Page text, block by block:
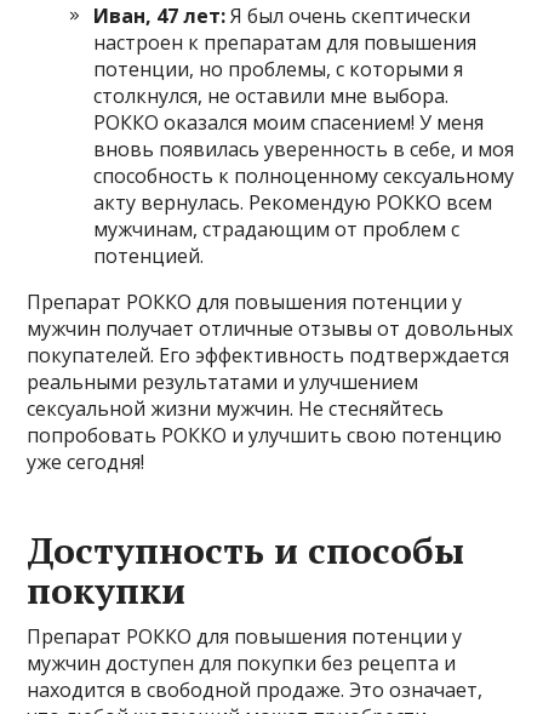
Иван, 47 лет:Я был очень скептически
настроен к препаратам для повышения
потенции, но проблемы, с которыми я
столкнулся, не оставили мне выбора.
РОККО оказался моим спасением! У меня
вновь появилась уверенность в себе, и моя
способность к полноценному сексуальному
акту вернулась. Рекомендую РОККО всем
мужчинам, страдающим от проблем с
потенцией.
Препарат РОККО для повышения потенции у
мужчин получает отличные отзывы от довольных
покупателей. Его эффективность подтверждается
реальными результатами и улучшением
сексуальной жизни мужчин. Не стесняйтесь
попробовать РОККО и улучшить свою потенцию
уже сегодня!
Доступность и способы
покупки
Препарат РОККО для повышения потенции у
мужчин доступен для покупки без рецепта и
находится в свободной продаже. Это означает,